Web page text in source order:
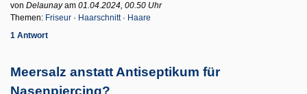
von Delaunayam 01.04.2024, 00.50 Uhr
Themen: Friseur · Haarschnitt· Haare
1 Antwort
Meersalz anstatt Antiseptikum für
Nasenpiercing?